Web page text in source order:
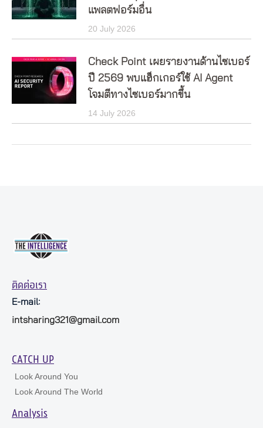
แพลตฟอร์มอื่น
20 July 2026
Check Point เผยรายงานด้านไซเบอร์
ปี 2569 พบแฮ็กเกอร์ใช้ AI Agent
โจมตีทางไซเบอร์มากขึ้น
14 July 2026
ติดต่อเรา
E-mail:
intsharing321@gmail.com
CATCH UP
Look Around You
Look Around The World
Analysis